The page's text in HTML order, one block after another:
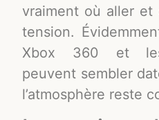
vraiment où aller
tension.
Xbox 360 et les
peuvent sembler
l’atmosphère reste